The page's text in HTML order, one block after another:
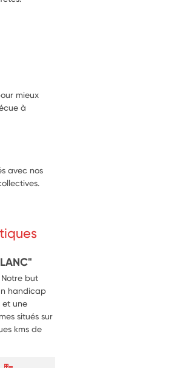
mieux
à
avec nos
Notre but
handicap
et une
situés sur
kms de